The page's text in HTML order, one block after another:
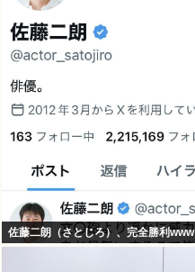
佐藤二朗（さとじろ）、完全勝利www